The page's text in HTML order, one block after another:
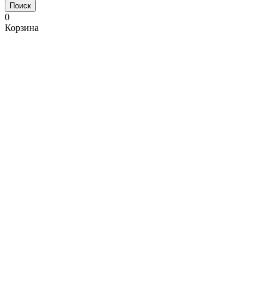
Поиск
0
Корзина